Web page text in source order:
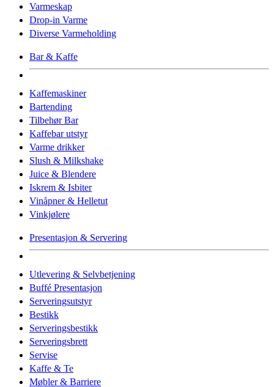
Varmeskap
Drop-in Varme
Diverse Varmeholding
Bar & Kaffe
Kaffemaskiner
Bartending
Tilbehør Bar
Kaffebar utstyr
Varme drikker
Slush & Milkshake
Juice & Blendere
Iskrem & Isbiter
Vinåpner & Helletut
Vinkjølere
Presentasjon & Servering
Utlevering & Selvbetjening
Buffé Presentasjon
Serveringsutstyr
Bestikk
Serveringsbestikk
Serveringsbrett
Servise
Kaffe & Te
Møbler & Barriere